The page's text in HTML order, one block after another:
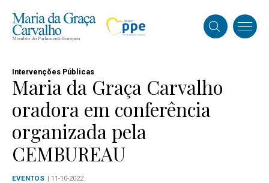
Intervenções Públicas
Maria da Graça Carvalho
oradora em conferência
organizada pela
CEMBUREAU
EVENTOS | 11-10-2022